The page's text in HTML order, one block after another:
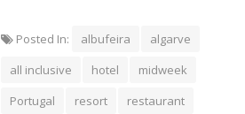
Posted In: albufeira
algarve
all inclusive
hotel
midweek
Portugal
resort
restaurant